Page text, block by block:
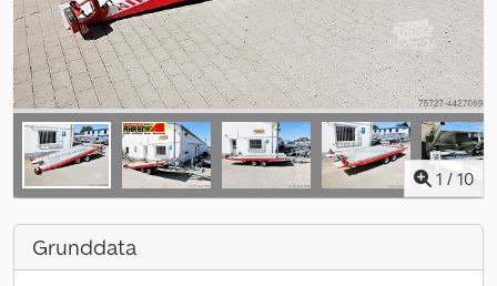
1 / 10
Grunddata